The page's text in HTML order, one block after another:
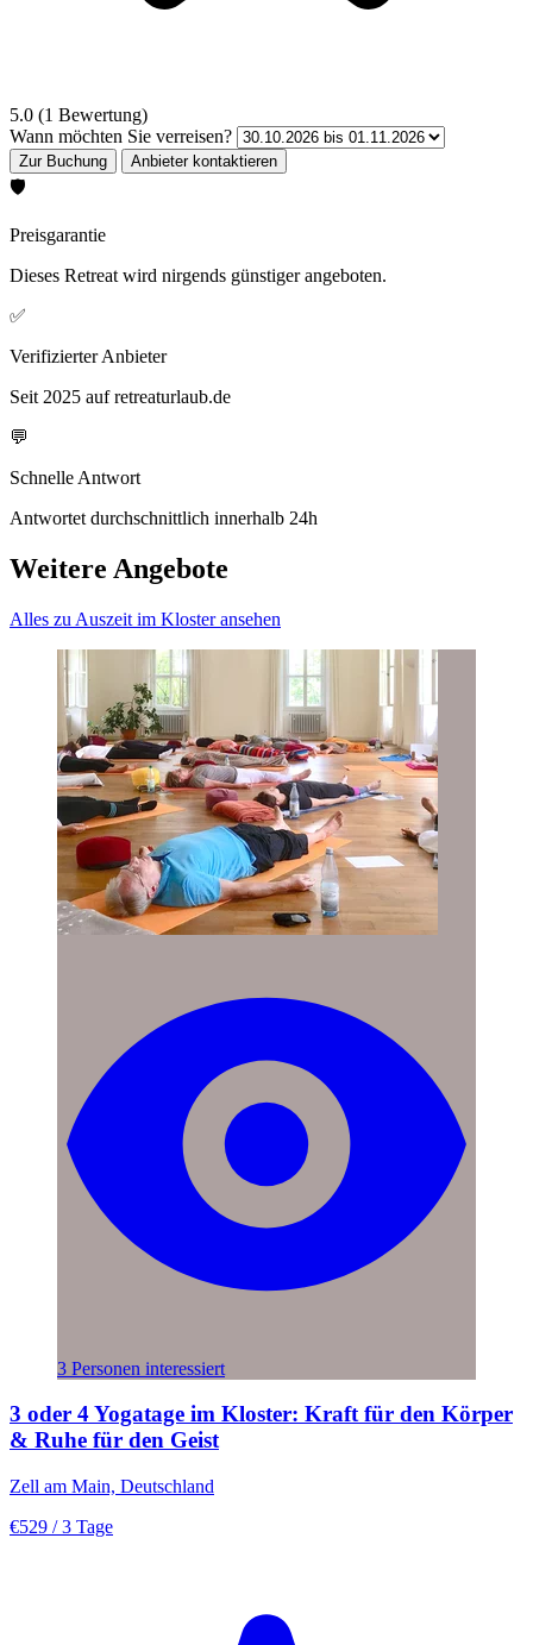
5.0 (1 Bewertung)
Wann möchten Sie verreisen?
🛡️
Preisgarantie
Dieses Retreat wird nirgends günstiger angeboten.
✅
Verifizierter Anbieter
Seit 2025 auf retreaturlaub.de
💬
Schnelle Antwort
Antwortet durchschnittlich innerhalb 24h
Weitere Angebote
Alles zu Auszeit im Kloster ansehen
3 Personen interessiert
3 oder 4 Yogatage im Kloster: Kraft für den Körper
& Ruhe für den Geist
Zell am Main, Deutschland
€529 / 3 Tage